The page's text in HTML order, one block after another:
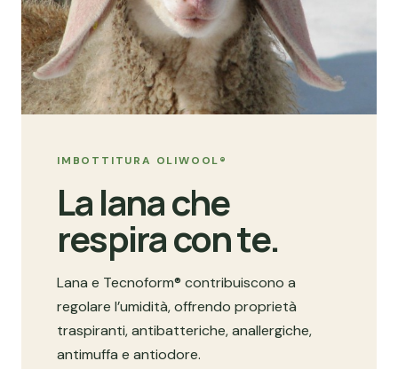
IMBOTTITURA OLIWOOL®
La lana che
respira con te.
Lana e Tecnoform® contribuiscono a
regolare l’umidità, offrendo proprietà
traspiranti, antibatteriche, anallergiche,
antimuffa e antiodore.